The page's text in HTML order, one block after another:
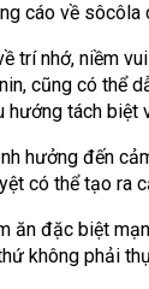
cáo về
trí nhớ, niềm
cũng có thể
hướng tách biệt
hưởng đến
có thể tạo ra
ăn đặc biệt
không phải